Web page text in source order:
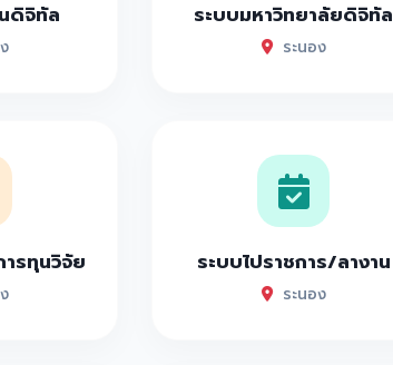
ดิจิทัล ระบบมหาวิทยาลัยดิจิทัล
ระนอง
รทุนวิจัย ระบบไปราชการ/ลางาน
ระนอง